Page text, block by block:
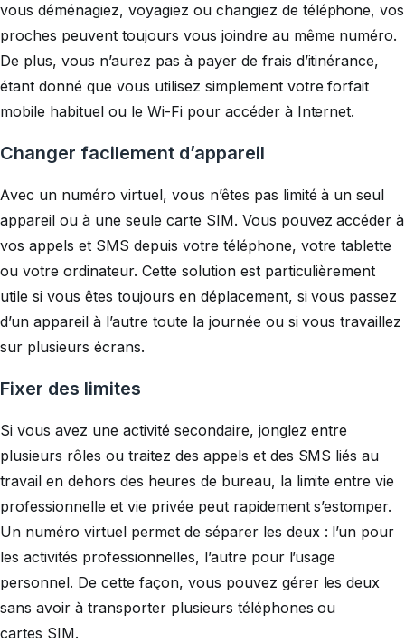
vous déménagiez, voyagiez ou changiez de téléphone, vos
proches peuvent toujours vous joindre au même numéro.
De plus, vous n’aurez pas à payer de frais d’itinérance,
étant donné que vous utilisez simplement votre forfait
mobile habituel ou le Wi-Fi pour accéder à Internet.
Changer facilement d’appareil
Avec un numéro virtuel, vous n’êtes pas limité à un seul
appareil ou à une seule carte SIM. Vous pouvez accéder à
vos appels et SMS depuis votre téléphone, votre tablette
ou votre ordinateur. Cette solution est particulièrement
utile si vous êtes toujours en déplacement, si vous passez
d’un appareil à l’autre toute la journée ou si vous travaillez
sur plusieurs écrans.
Fixer des limites
Si vous avez une activité secondaire, jonglez entre
plusieurs rôles ou traitez des appels et des SMS liés au
travail en dehors des heures de bureau, la limite entre vie
professionnelle et vie privée peut rapidement s’estomper.
Un numéro virtuel permet de séparer les deux : l’un pour
les activités professionnelles, l’autre pour l’usage
personnel. De cette façon, vous pouvez gérer les deux
sans avoir à transporter plusieurs téléphones ou
cartes SIM.